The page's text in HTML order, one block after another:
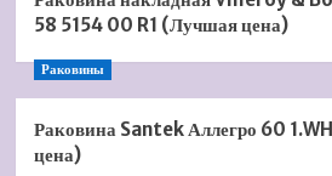
58 5154 00 R1 (Лучшая цена)
Раковины
Раковина Santek Аллегро 60
цена)